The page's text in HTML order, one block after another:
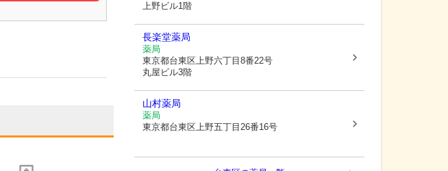
上野ビル1階
長楽堂薬局
薬局
東京都台東区上野六丁目8番22号
丸屋ビル3階
山村薬局
薬局
東京都台東区上野五丁目26番16号